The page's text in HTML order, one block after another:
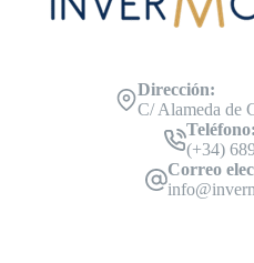
Dirección:
C/ Alameda de
Teléfono:
(+34)
Correo